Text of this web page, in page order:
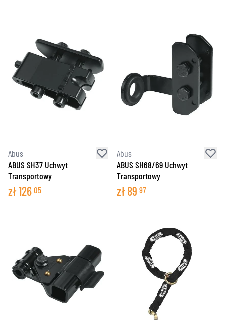
Abus
ABUS SH37 Uchwyt
Transportowy
zł126 05
Abus
ABUS SH68/69 Uchwyt
Transportowy
zł89 97